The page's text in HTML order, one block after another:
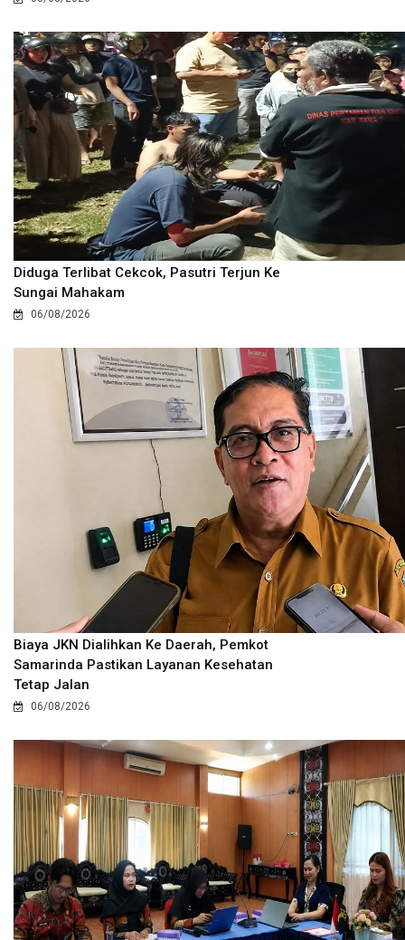
Diduga Terlibat Cekcok, Pasutri Terjun Ke
Sungai Mahakam
06/08/2026
Biaya JKN Dialihkan Ke Daerah, Pemkot
Samarinda Pastikan Layanan Kesehatan
Tetap Jalan
06/08/2026